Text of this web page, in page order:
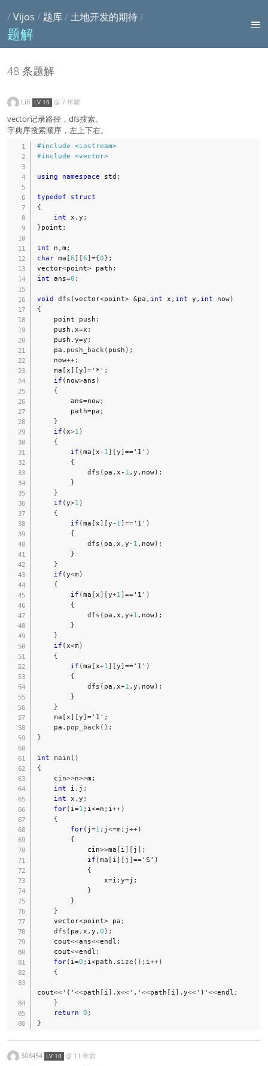
/Vijos / 题库/土地开发的期待/
题解
48 条题解
Lifi LV 10 @ 7 年前
vector记录路径，dfs搜索。
字典序搜索顺序，左上下右。
#include <iostream>
#include <vector>
using namespace std ;
typedef
struct
{
int x , y ;
}point ;
int n , m ;
char ma [6] [6]={0} ;
vector<point> path ;
int ans=0 ;
void dfs (vector<point> &pa , int x , int y , int now)
{
    point push
;
    push
. x=x ;
    push
. y=y ;
    pa
. push_back ( push ) ;
    now
++;
    ma
[ x] [y]='*' ;
if ( now>ans )
{
        ans
=now;
        path
=pa ;
}
if ( x>1 )
{
if (ma [ x - 1 ] [y]=='1' )
{
dfs ( pa , x - 1 , y , now) ;
}
}
if (y>1 )
{
if (ma [ x] [y - 1 ]=='1' )
{
dfs ( pa , x , y - 1 , now) ;
}
}
if (y<m )
{
if (ma [ x] [y+1 ]=='1' )
{
dfs ( pa , x , y+1 , now) ;
}
}
if ( x<m )
{
if (ma [ x+1 ] [y]=='1' )
{
dfs ( pa , x+1 , y , now) ;
}
}
    ma
[ x] [y]='1' ;
    pa
. pop_back ( ) ;
}
int main ( )
{
    cin
>>n>>m ;
int i , j ;
int x , y ;
for( i =1 ; i <=n ; i ++)
{
for( j=1 ; j<=m ; j++)
{
            cin
>>ma [ i ] [ j ] ;
if (ma [ i ] [ j ]=='S' )
{
                x
=i ; y=j ;
}
}
}
    vector
<point> pa ;
dfs ( pa , x , y , 0 ) ;
    cout
<<ans<<endl ;
    cout
<<endl ;
for( i =0 ; i <path . size ( ) ; i ++)
{
cout<<'(' <<path [ i ] . x<<',' <<path [ i ] . y<<')' <<endl ;
}
return 0 ;
}
308454 LV 10 @ 11 年前